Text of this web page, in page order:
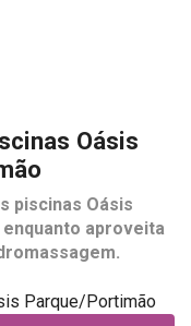
Oásis
piscinas Oásis
aproveita